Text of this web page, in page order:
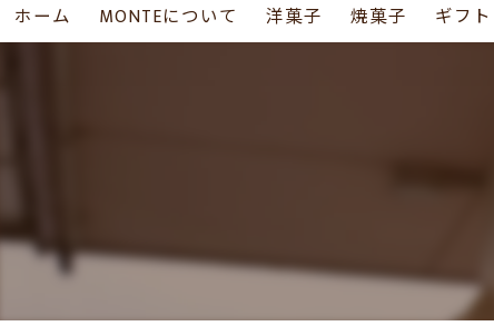
ホーム MONTEについて 洋菓子 焼菓子 ギフト